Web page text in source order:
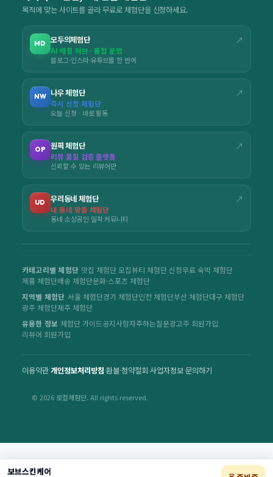
보브스킨케어
목적에 맞는 사이트를 골라 무료로 체험단을 신청하세요.
MD 모두의체험단 ↗
AI 매칭 허브 · 통합 운영
블로그·인스타·유튜브를 한 번에
NW 나우 체험단 ↗
즉시 신청 체험단
오늘 신청 · 바로 활동
OP 원픽 체험단 ↗
리뷰 품질 검증 플랫폼
신뢰할 수 있는 리뷰어만
UD 우리동네 체험단 ↗
내 동네 맞춤 체험단
동네 소상공인 밀착 커뮤니티
카테고리별 체험단 맛집 체험단 모집뷰티 체험단 신청무료 숙박 체험단
제품 체험단배송 체험단문화·스포츠 체험단
지역별 체험단 서울 체험단경기 체험단인천 체험단부산 체험단대구 체험단
광주 체험단제주 체험단
유용한 정보 체험단 가이드공지사항자주하는질문광고주 회원가입
리뷰어 회원가입
이용약관·개인정보처리방침·환불·청약철회·사업자정보·문의하기
© 2026 로컬체험단. All rights reserved.